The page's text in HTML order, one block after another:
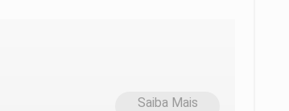
Saiba Mais